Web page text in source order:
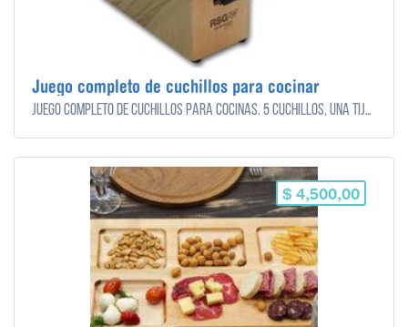
Juego completo de cuchillos para cocinar
Juego completo de cuchillos para cocinas. 5 cuchillos, una tijera y una chaira para afilar.
$ 4,500,00